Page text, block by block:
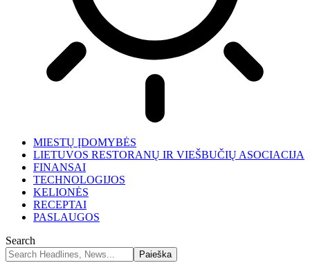
MIESTŲ ĮDOMYBĖS
LIETUVOS RESTORANŲ IR VIEŠBUČIŲ ASOCIACIJA
FINANSAI
TECHNOLOGIJOS
KELIONĖS
RECEPTAI
PASLAUGOS
Search